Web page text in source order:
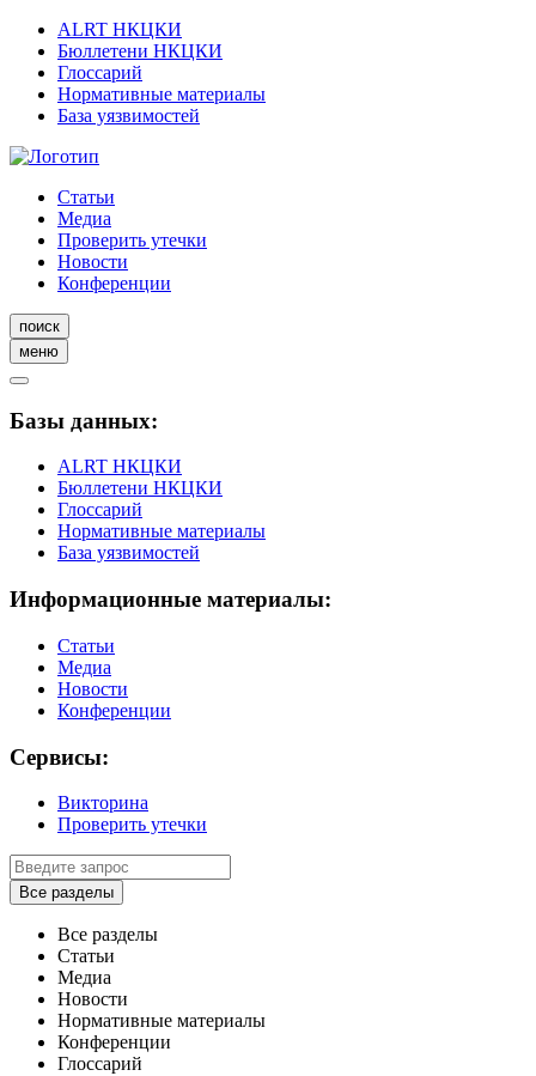
ALRT НКЦКИ
Бюллетени НКЦКИ
Глоссарий
Нормативные материалы
База уязвимостей
Статьи
Медиа
Проверить утечки
Новости
Конференции
поиск
меню
Базы данных:
ALRT НКЦКИ
Бюллетени НКЦКИ
Глоссарий
Нормативные материалы
База уязвимостей
Информационные материалы:
Статьи
Медиа
Новости
Конференции
Сервисы:
Викторина
Проверить утечки
Все разделы
Все разделы
Статьи
Медиа
Новости
Нормативные материалы
Конференции
Глоссарий